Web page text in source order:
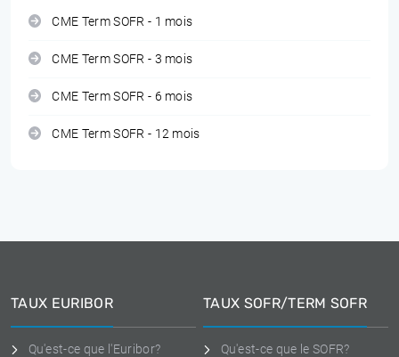
CME Term SOFR - 1 mois
CME Term SOFR - 3 mois
CME Term SOFR - 6 mois
CME Term SOFR - 12 mois
TAUX EURIBOR
Qu'est-ce que l'Euribor?
TAUX SOFR/TERM SOFR
Qu'est-ce que le SOFR?